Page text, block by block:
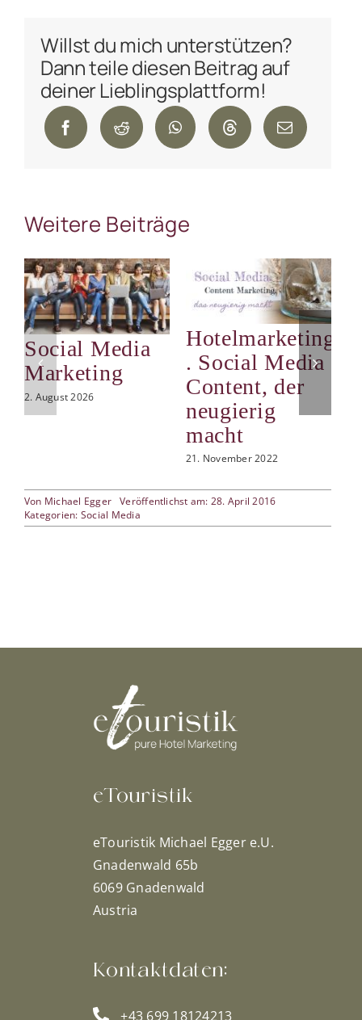
Willst du mich unterstützen?
Dann teile diesen Beitrag auf
deiner Lieblingsplattform!
Weitere Beiträge
Social Media
Marketing
2. August 2026
Hotelmarketing
. Social Media
Content, der
neugierig
macht
21. November 2022
Von Michael Egger Veröffentlichst am: 28. April 2016
Kategorien: Social Media
eTouristik
eTouristik Michael Egger e.U.
Gnadenwald 65b
6069 Gnadenwald
Austria
Kontaktdaten:
+43 699 18124213